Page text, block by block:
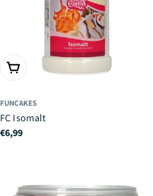
IN DEN WARENKORB
FUNCAKES
FC Isomalt
Regulärer
€6,99